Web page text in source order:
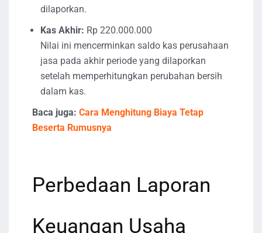
dilaporkan.
Kas Akhir: Rp 220.000.000
Nilai ini mencerminkan saldo kas perusahaan
jasa pada akhir periode yang dilaporkan
setelah memperhitungkan perubahan bersih
dalam kas.
Baca juga: Cara Menghitung Biaya Tetap
Beserta Rumusnya
Perbedaan Laporan
Keuangan Usaha